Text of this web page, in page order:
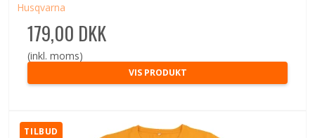
Husqvarna
179,00 DKK
(inkl. moms)
VIS PRODUKT
TILBUD